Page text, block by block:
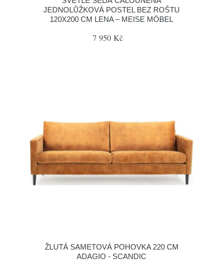
JEDNOLŮŽKOVÁ POSTEL BEZ ROŠTU
120X200 CM LENA – MEISE MÖBEL
7 950 Kč
ŽLUTÁ SAMETOVÁ POHOVKA 220 CM
ADAGIO - SCANDIC